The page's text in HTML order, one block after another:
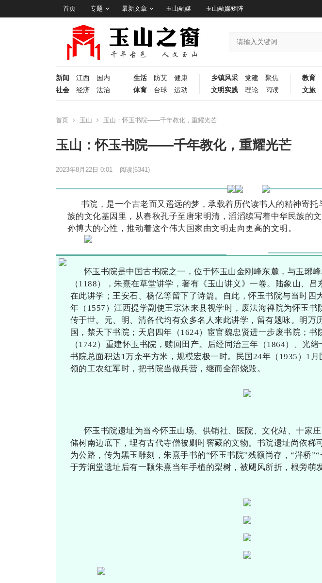
首页 专题 最新文章 玉山融媒 玉山融媒矩阵
新闻 江西
国内
社会
经济 法治
生活 防艾
健康
体育
台球 运动
乡镇风采 党建
聚焦
文明实践
理论 阅读
教育
文旅
首页 玉山 玉山：怀玉书院——千年教化，重耀光芒
玉山：怀玉书院——千年教化，重耀光芒
2023年8月22日 0:01 阅读(6341)
书院，是一个古老而又遥远的梦，承载着历代读书人的精神寄托
族的文化基因里，从春秋孔子至唐宋明清，滔滔续写着中华民族的
孙博大的心性，推动着这个伟大国家由文明走向更高的文明。
怀玉书院是中国古书院之一，位于怀玉山金刚峰东麓，与玉琊
（1188），朱熹在草堂讲学，著有《玉山讲义》一卷。陆象山、
在此讲学；王安石、杨亿等留下了诗篇。自此，怀玉书院与当时四
年（1557）江西提学副使王宗沐来县视学时，废法海禅院为怀玉书
传于世。元、明、清各代均有众多名人来此讲学，留有题咏。明万
国，禁天下书院；天启四年（1624）宦官魏忠贤进一步废书院；
（1742）重建怀玉书院，赎回田产。后经同治三年（1864）、光绪
书院总面积达1万余平方米，规模宏极一时。民国24年（1935）1
领的工农红军时，把书院当做兵营，继而全部烧毁。
怀玉书院遗址为当今怀玉山场、供销社、医院、文化站、十家
储树南边底下，埋有古代寺僧被剿时窖藏的文物。书院遗址尚依稀
为公路，传为黑玉雕刻，朱熹手书的“怀玉书院”残额尚存，“泮桥
于芳润堂遗址后有一颗朱熹当年手植的梨树，被飓风所折，根旁萌